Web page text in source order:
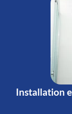
Installation